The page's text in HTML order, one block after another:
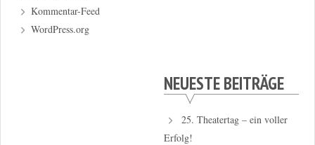
Kommentar-Feed
WordPress.org
NEUESTE BEITRÄGE
25. Theatertag – ein voller
Erfolg!